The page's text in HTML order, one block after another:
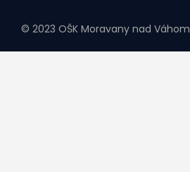
© 2023 OŠK Moravany nad Váhom